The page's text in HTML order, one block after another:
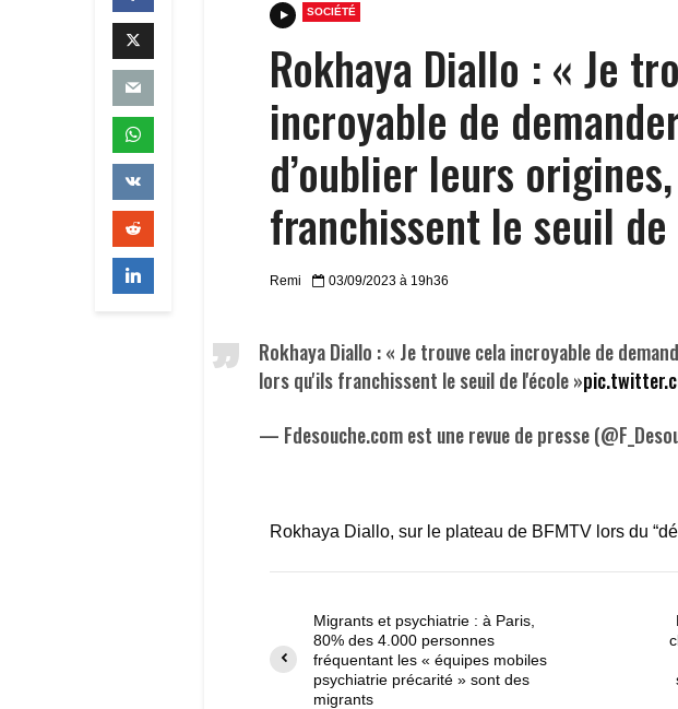
SOCIÉTÉ
Rokhaya Diallo : « Je
incroyable de
d’oublier leurs
franchissent le seuil de
Remi 03/09/2023 à 19h36
Rokhaya Diallo : « Je trouve cela incroyable de
lors qu'ils franchissent le seuil de l'école »
— Fdesouche.com est une revue de presse
Rokhaya Diallo, sur le plateau de BFMTV lors du
Migrants et psychiatrie : à Paris,
80% des 4.000 personnes
fréquentant les « équipes mobiles
psychiatrie précarité » sont des
migrants